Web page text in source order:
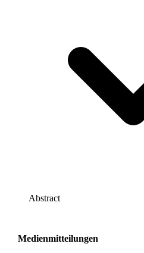
Abstract
Medienmitteilungen